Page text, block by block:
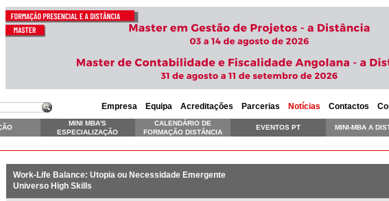
Empresa Equipa Acreditações Parcerias Notícias Contactos
MINI MBA'S
ESPECIALIZAÇÃO
CALENDÁRIO DE
FORMAÇÃO DISTÂNCIA
EVENTOS PT MINI-MBA A
Work-Life Balance: Utopia ou Necessidade Emergente
Universo High Skills